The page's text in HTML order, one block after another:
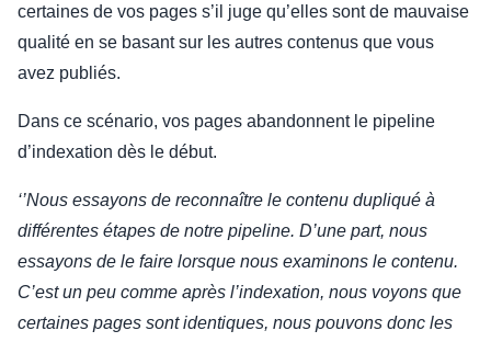
certaines de vos pages s’il juge qu’elles sont de mauvaise
qualité en se basant sur les autres contenus que vous
avez publiés.
Dans ce scénario, vos pages abandonnent le pipeline
d’indexation dès le début.
‘’Nous essayons de reconnaître le contenu dupliqué à
différentes étapes de notre pipeline. D’une part, nous
essayons de le faire lorsque nous examinons le contenu.
C’est un peu comme après l’indexation, nous voyons que
certaines pages sont identiques, nous pouvons donc les